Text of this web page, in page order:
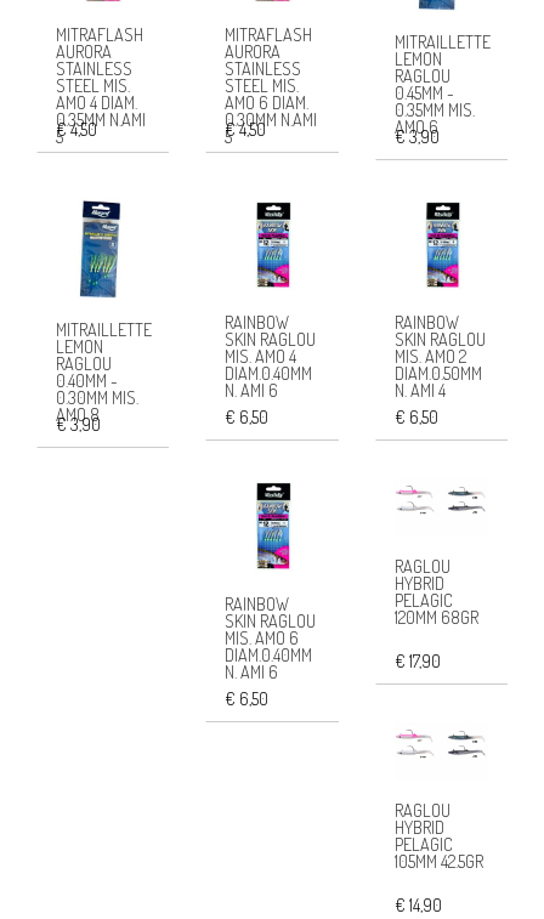
MITRAFLASH
AURORA
STAINLESS
STEEL MIS.
AMO 4 DIAM.
0.35MM N.AMI
5€ 4,50
MITRAFLASH
AURORA
STAINLESS
STEEL MIS.
AMO 6 DIAM.
0.30MM N.AMI
5
€ 4,50
MITRAILLETTE
LEMON
RAGLOU
0.45MM -
0.35MM MIS.
AMO 6
€ 3,90
MITRAILLETTE
LEMON
RAGLOU
0.40MM -
0.30MM MIS.
AMO 8
€ 3,90
RAINBOW
SKIN RAGLOU
MIS. AMO 4
DIAM.0.40MM
N. AMI 6
€ 6,50
RAINBOW
SKIN RAGLOU
MIS. AMO 2
DIAM.0.50MM
N. AMI 4
€ 6,50
RAINBOW
SKIN RAGLOU
MIS. AMO 6
DIAM.0.40MM
N. AMI 6
€ 6,50
RAGLOU
HYBRID
PELAGIC
120MM 68GR
€ 17,90
RAGLOU
HYBRID
PELAGIC
105MM 42.5GR
€ 14,90